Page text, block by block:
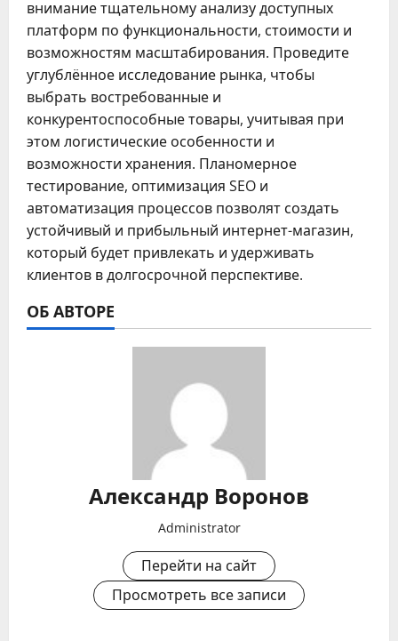
внимание тщательному анализу доступных
платформ по функциональности, стоимости и
возможностям масштабирования. Проведите
углублённое исследование рынка, чтобы
выбрать востребованные и
конкурентоспособные товары, учитывая при
этом логистические особенности и
возможности хранения. Планомерное
тестирование, оптимизация SEO и
автоматизация процессов позволят создать
устойчивый и прибыльный интернет-магазин,
который будет привлекать и удерживать
клиентов в долгосрочной перспективе.
ОБ АВТОРЕ
Александр Воронов
Administrator
Перейти на сайт
Просмотреть все записи